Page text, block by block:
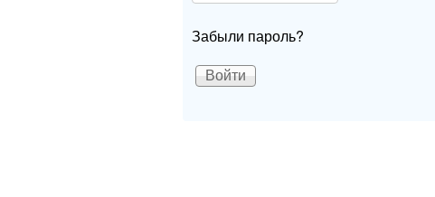
Забыли пароль?